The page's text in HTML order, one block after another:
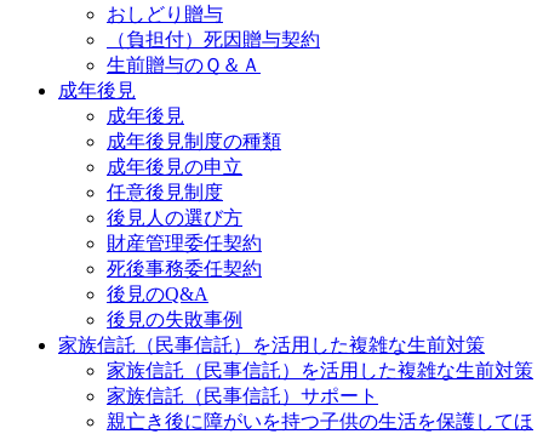
おしどり贈与
（負担付）死因贈与契約
生前贈与のＱ＆Ａ
成年後見
成年後見
成年後見制度の種類
成年後見の申立
任意後見制度
後見人の選び方
財産管理委任契約
死後事務委任契約
後見のQ&A
後見の失敗事例
家族信託（民事信託）を活用した複雑な生前対策
家族信託（民事信託）を活用した複雑な生前対策
家族信託（民事信託）サポート
親亡き後に障がいを持つ子供の生活を保護してほ